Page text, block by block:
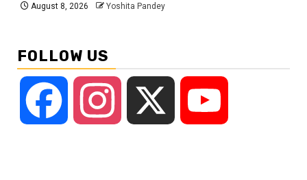
August 8, 2026 Yoshita Pandey
FOLLOW US
Facebook Instagram